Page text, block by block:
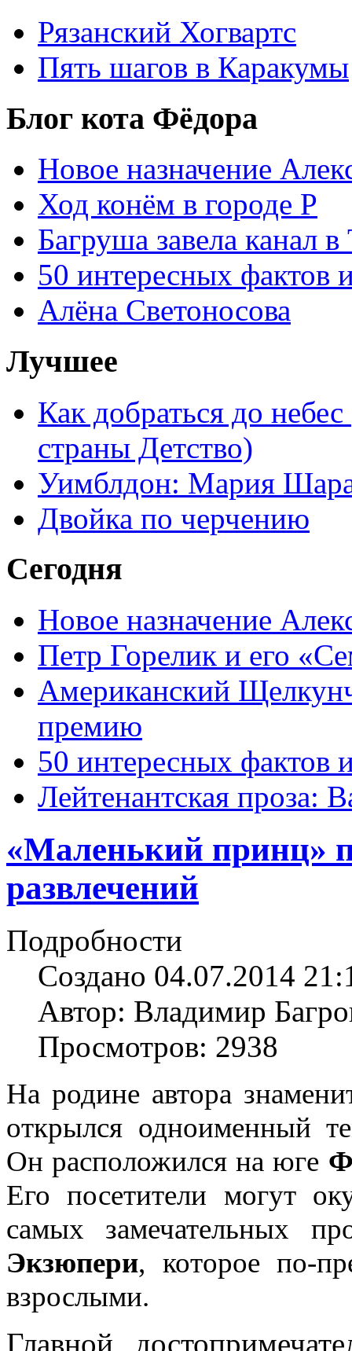
Рязанский Хогвартс
Пять шагов в Каракумы
Блог кота Фёдора
Новое назначение
Ход конём в городе Р
Багруша завела канал в
50 интересных фактов
Алёна Светоносова
Лучшее
Как добраться до
страны Детство)
Уимблдон: Мария
Двойка по черчению
Сегодня
Новое назначение
Петр Горелик и его
Американский
премию
50 интересных фактов
Лейтенантская проза:
«Маленький принц»
развлечений
Подробности
Создано 04.07.2014
Автор: Владимир
Просмотров: 2938
На родине автора
открылся одноименный
Он расположился на юге
Его посетители могут
самых замечательных
Экзюпери, которое по-
взрослыми.
Главной